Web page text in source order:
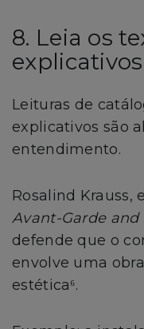
8. Leia os
explicativos
Leituras de
explicativos são
entendimento.
Rosalind Krauss,
Avant-Garde and
defende que o
envolve uma
estética⁶.